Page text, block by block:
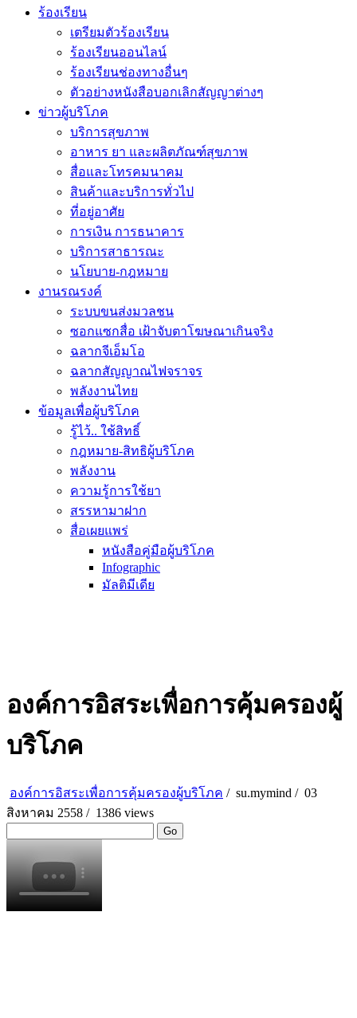
ร้องเรียน
เตรียมตัวร้องเรียน
ร้องเรียนออนไลน์
ร้องเรียนช่องทางอื่นๆ
ตัวอย่างหนังสือบอกเลิกสัญญาต่างๆ
ข่าวผู้บริโภค
บริการสุขภาพ
อาหาร ยา และผลิตภัณฑ์สุขภาพ
สื่อและโทรคมนาคม
สินค้าและบริการทั่วไป
ที่อยู่อาศัย
การเงิน การธนาคาร
บริการสาธารณะ
นโยบาย-กฎหมาย
งานรณรงค์
ระบบขนส่งมวลชน
ซอกแซกสื่อ เฝ้าจับตาโฆษณาเกินจริง
ฉลากจีเอ็มโอ
ฉลากสัญญาณไฟจราจร
พลังงานไทย
ข้อมูลเพื่อผู้บริโภค
รู้ไว้.. ใช้สิทธิ์
กฎหมาย-สิทธิผู้บริโภค
พลังงาน
ความรู้การใช้ยา
สรรหามาฝาก
สื่อเผยแพร่
หนังสือคู่มือผู้บริโภค
Infographic
มัลติมีเดีย
องค์การอิสระเพื่อการคุ้มครองผู้
บริโภค
องค์การอิสระเพื่อการคุ้มครองผู้บริโภค / su.mymind / 03
สิงหาคม 2558 / 1386 views
Go